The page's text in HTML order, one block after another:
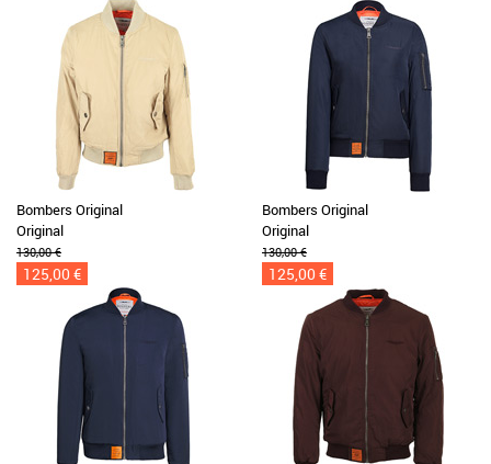
Bombers Original
Original
130,00 €
125,00 €
Bombers Original
Original
130,00 €
125,00 €